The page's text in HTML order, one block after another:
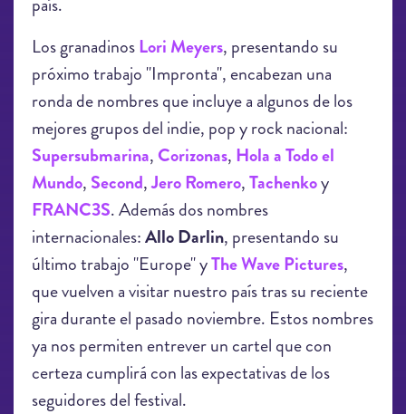
Los granadinosLori Meyers, presentando su
próximo trabajo "Impronta", encabezan una
ronda de nombres que incluye a algunos de los
mejores grupos del indie, pop y rock nacional:
Supersubmarina,Corizonas, Hola a Todo el
Mundo, Second,Jero Romero,Tachenkoy
FRANC3S. Además dos nombres
internacionales:Allo Darlin, presentando su
último trabajo "Europe" yThe Wave Pictures,
que vuelven a visitar nuestro país tras su reciente
gira durante el pasado noviembre. Estos nombres
ya nos permiten entrever un cartel que con
certeza cumplirá con las expectativas de los
seguidores del festival.